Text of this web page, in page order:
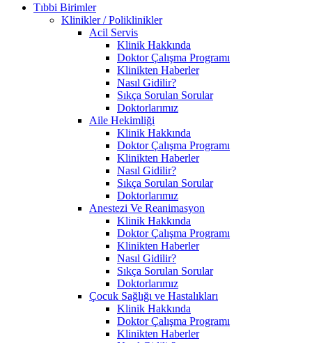
Tıbbi Birimler
Klinikler / Poliklinikler
Acil Servis
Klinik Hakkında
Doktor Çalışma Programı
Klinikten Haberler
Nasıl Gidilir?
Sıkça Sorulan Sorular
Doktorlarımız
Aile Hekimliği
Klinik Hakkında
Doktor Çalışma Programı
Klinikten Haberler
Nasıl Gidilir?
Sıkça Sorulan Sorular
Doktorlarımız
Anestezi Ve Reanimasyon
Klinik Hakkında
Doktor Çalışma Programı
Klinikten Haberler
Nasıl Gidilir?
Sıkça Sorulan Sorular
Doktorlarımız
Çocuk Sağlığı ve Hastalıkları
Klinik Hakkında
Doktor Çalışma Programı
Klinikten Haberler